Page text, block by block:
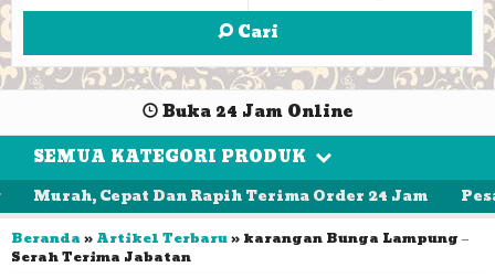
Cari
Buka 24 Jam Online
SEMUA KATEGORI PRODUK
Murah, Cepat Dan Rapih Terima Order 24 Jam
Beranda»Artikel Terbaru» karangan Bunga Lampung –
Serah Terima Jabatan